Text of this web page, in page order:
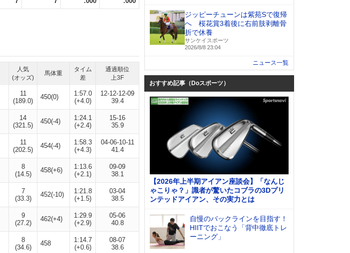
人気
(オッズ)
馬体重
タイム
差
通過順位
上3F
11
(189.0)
450(0)
1:57.0
(+4.0)
12-12-12-09
39.4
14
(321.5)
450(-4)
1:24.1
(+2.4)
15-16
35.9
11
(202.5)
454(-4)
1:58.3
(+4.3)
04-06-10-11
41.4
8
(14.5)
458(+6)
1:13.6
(+2.1)
09-09
38.1
7
(33.3)
452(-10)
1:21.8
(+1.5)
03-04
38.5
9
(27.2)
462(+4)
1:29.9
(+2.9)
05-06
40.8
8
(34.6)
458
1:14.7
(+0.6)
08-07
38.6
ジッピーチューンは紫苑Sで復帰
へ 桜花賞3着後に右前肢剥離骨
折で休養
サンケイスポーツ
2026/8/8 23:04
ニュース一覧
おすすめ記事（Doスポーツ）
【2026年上半期アイアン座談会】「なんじ
ゃこりゃ？」識者が驚いたコブラの3Dプリ
ンテッドアイアン、その実力とは
自慢のバックラインを目指す！
HIITでおこなう「背中徹底トレ
ーニング」